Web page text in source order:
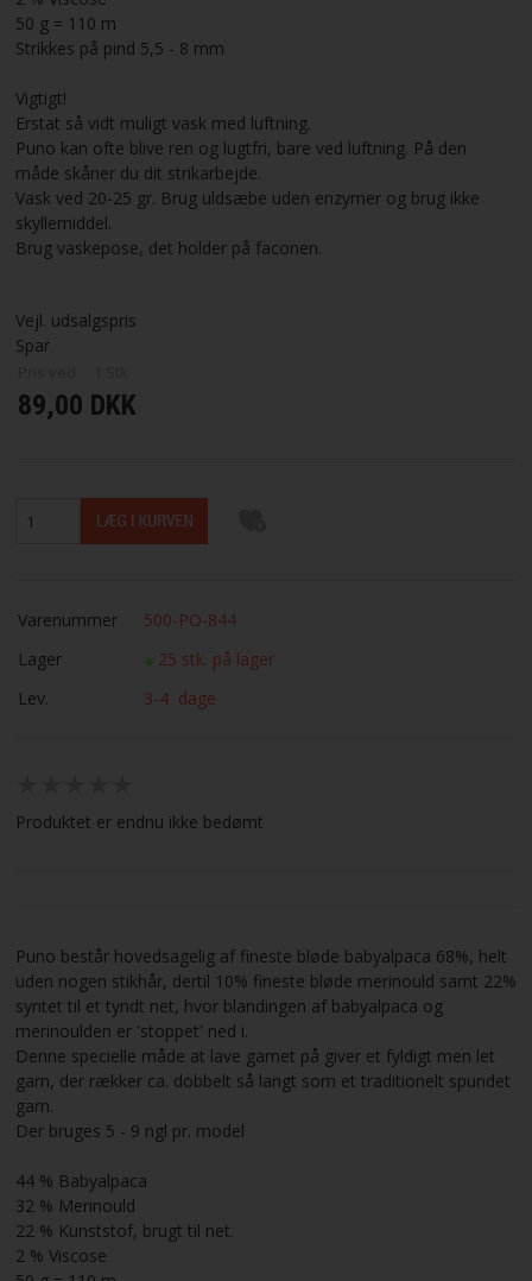
50 g = 110 m
Strikkes på pind 5,5 - 8 mm
Vigtigt!
Erstat så vidt muligt vask med luftning.
Puno kan ofte blive ren og lugtfri, bare ved luftning. På den
måde skåner du dit strikarbejde.
Vask ved 20-25 gr. Brug uldsæbe uden enzymer og brug ikke
skyllemiddel.
Brug vaskepose, det holder på faconen.
Vejl. udsalgspris
Spar
89,00 DKK
Varenummer
500-PO-844
Lager
25 stk. på lager
Lev.
3-4 dage
Produktet er endnu ikke bedømt
Puno består hovedsagelig af fineste bløde babyalpaca 68%, helt
uden nogen stikhår, dertil 10% fineste bløde merinould samt 22%
syntet til et tyndt net, hvor blandingen af babyalpaca og
merinoulden er 'stoppet' ned i.
Denne specielle måde at lave garnet på giver et fyldigt men let
garn, der rækker ca. dobbelt så langt som et traditionelt spundet
garn.
Der bruges 5 - 9 ngl pr. model
44 % Babyalpaca
32 % Merinould
22 % Kunststof, brugt til net.
2 % Viscose